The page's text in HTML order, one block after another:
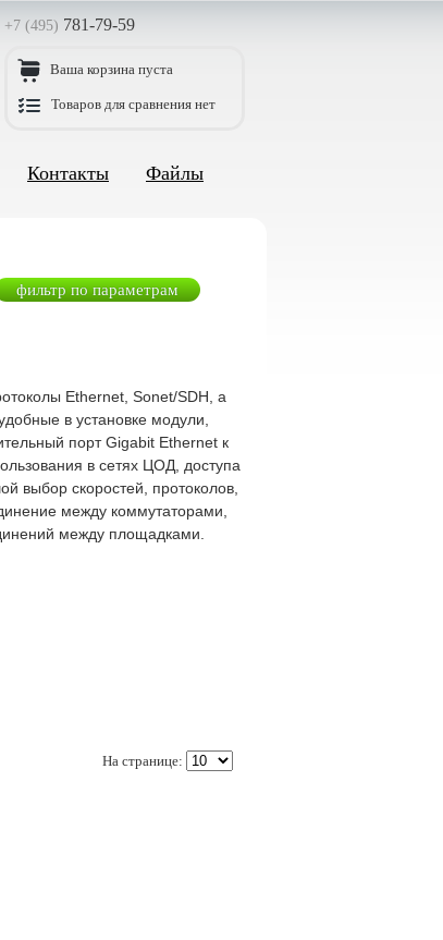
+7 (495) 781-79-59
Ваша корзина пуста
Товаров для сравнения нет
Контакты Файлы
фильтр по параметрам
Ethernet, Sonet/SDH, а
в установке модули,
порт Gigabit Ethernet к
в сетях ЦОД, доступа
выбор скоростей, протоколов,
между коммутаторами,
между площадками.
На странице: